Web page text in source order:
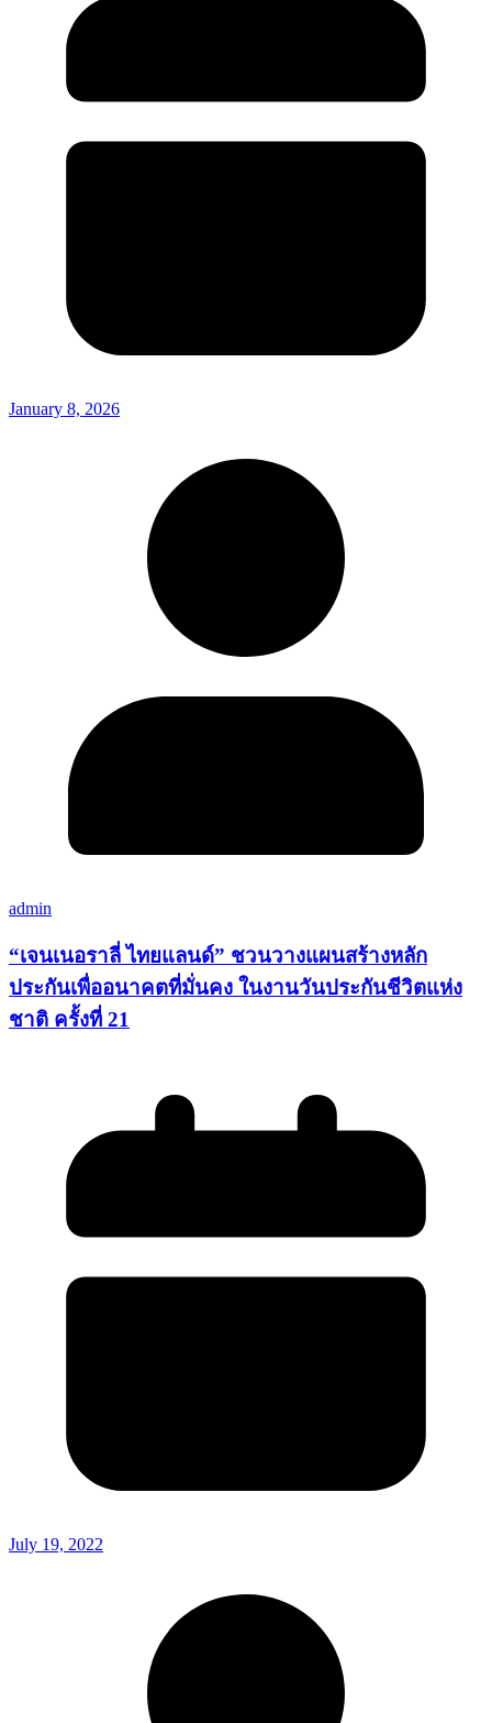
January 8, 2026
admin
“เจนเนอราลี่ ไทยแลนด์” ชวนวางแผนสร้างหลัก
ประกันเพื่ออนาคตที่มั่นคง ในงานวันประกันชีวิตแห่ง
ชาติ ครั้งที่ 21
July 19, 2022